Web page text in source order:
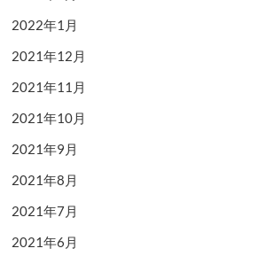
2022年1月
2021年12月
2021年11月
2021年10月
2021年9月
2021年8月
2021年7月
2021年6月